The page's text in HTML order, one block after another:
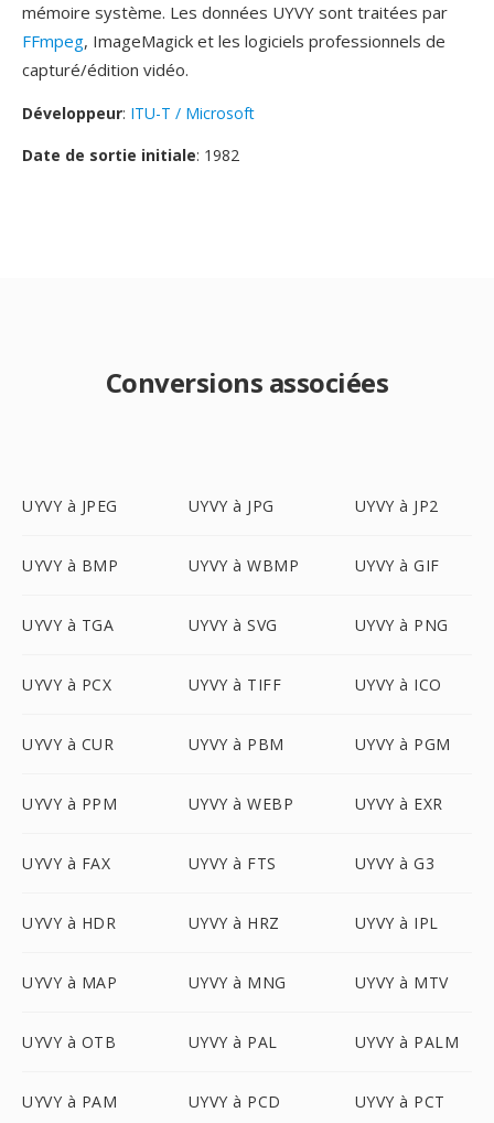
mémoire système. Les données UYVY sont traitées par
FFmpeg, ImageMagick et les logiciels professionnels de
capturé/édition vidéo.
Développeur: ITU-T / Microsoft
Date de sortie initiale: 1982
Conversions associées
UYVY à JPEG UYVY à JPG UYVY à JP2
UYVY à BMP UYVY à WBMP UYVY à GIF
UYVY à TGA UYVY à SVG UYVY à PNG
UYVY à PCX UYVY à TIFF UYVY à ICO
UYVY à CUR UYVY à PBM UYVY à PGM
UYVY à PPM UYVY à WEBP UYVY à EXR
UYVY à FAX UYVY à FTS UYVY à G3
UYVY à HDR UYVY à HRZ UYVY à IPL
UYVY à MAP UYVY à MNG UYVY à MTV
UYVY à OTB UYVY à PAL UYVY à PALM
UYVY à PAM UYVY à PCD UYVY à PCT